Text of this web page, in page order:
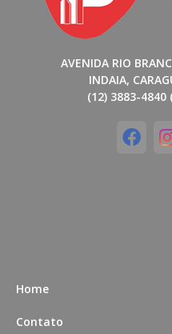
AVENIDA RIO
INDAIA,
(12) 3883-4840
Home
Contato